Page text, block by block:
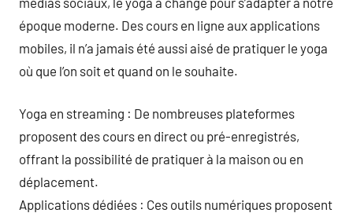
époque moderne. Des cours en ligne aux applications
mobiles, il n’a jamais été aussi aisé de pratiquer le yoga
où que l’on soit et quand on le souhaite.
Yoga en streaming : De nombreuses plateformes
proposent des cours en direct ou pré-enregistrés,
offrant la possibilité de pratiquer à la maison ou en
déplacement.
Applications dédiées : Ces outils numériques proposent